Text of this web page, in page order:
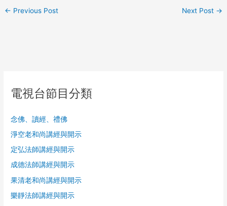
← Previous Post Next Post →
電視台節目分類
念佛、讀經、禮佛
淨空老和尚講經與開示
定弘法師講經與開示
成德法師講經與開示
果清老和尚講經與開示
樂靜法師講經與開示